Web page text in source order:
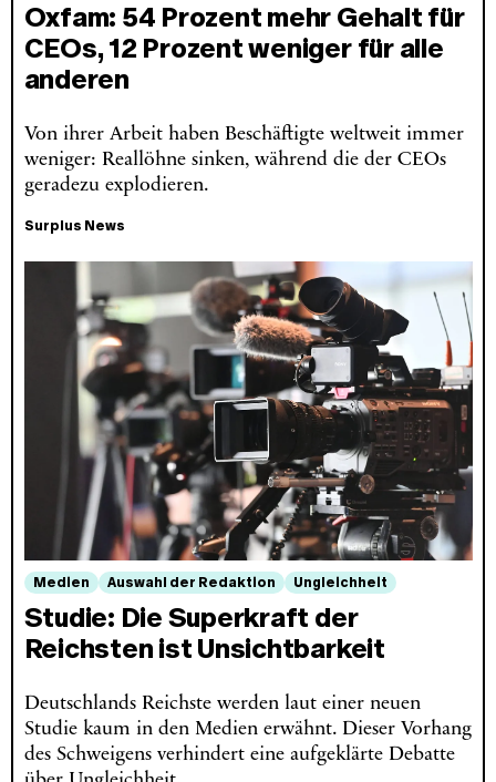
Oxfam: 54 Prozent mehr Gehalt für
CEOs, 12 Prozent weniger für alle
anderen
Von ihrer Arbeit haben Beschäftigte weltweit immer
weniger: Reallöhne sinken, während die der CEOs
geradezu explodieren.
Surplus News
Medien Auswahl der Redaktion Ungleichheit
Studie: Die Superkraft der
Reichsten ist Unsichtbarkeit
Deutschlands Reichste werden laut einer neuen
Studie kaum in den Medien erwähnt. Dieser Vorhang
des Schweigens verhindert eine aufgeklärte Debatte